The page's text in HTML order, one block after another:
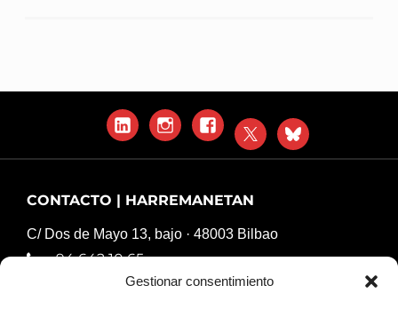
Gestionar consentimiento
LinkedInInstagramFacebook
X
Blue
Sky
CONTACTO | HARREMANETAN
C/ Dos de Mayo 13, bajo · 48003 Bilbao
94 642 10 65
komunikazioa@harresiakapurtuz.org